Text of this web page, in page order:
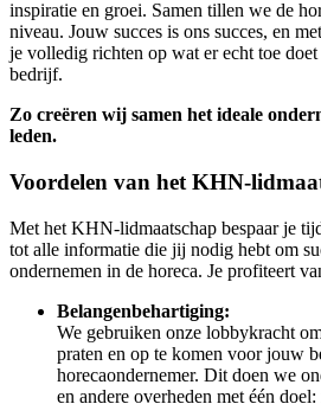
inspiratie en groei. Samen tillen we de
niveau. Jouw succes is ons succes, en
je volledig richten op wat er echt toe
bedrijf.
Zo creëren wij samen het ideale
leden.
Voordelen van het KHN-
Met het KHN-lidmaatschap bespaar je
tot alle informatie die jij nodig hebt om
ondernemen in de horeca. Je profiteert
Belangenbehartiging:
We gebruiken onze lobbykracht
praten en op te komen voor jouw
horecaondernemer. Dit doen we
en andere overheden met één